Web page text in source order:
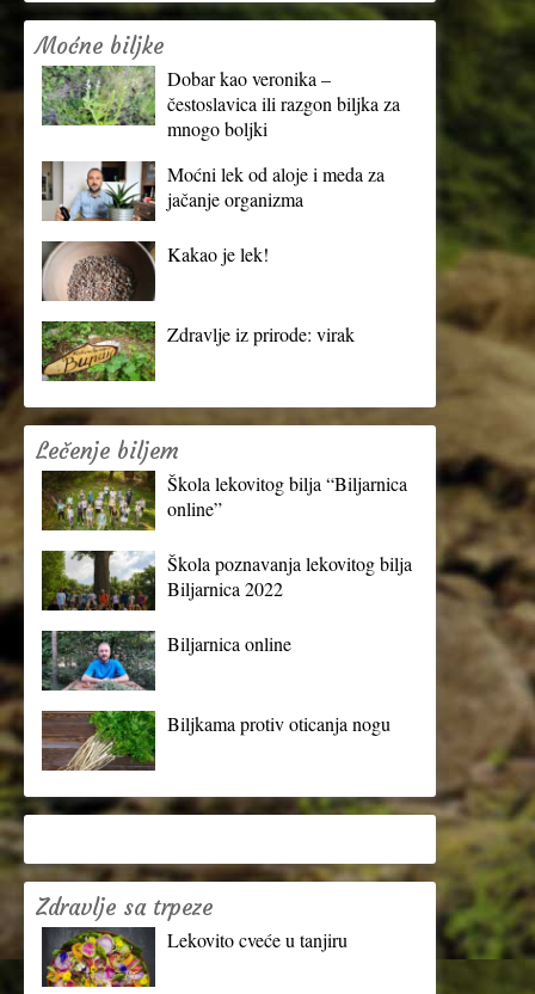
Moćne biljke
Dobar kao veronika –
čestoslavica ili razgon biljka za
mnogo boljki
Moćni lek od aloje i meda za
jačanje organizma
Kakao je lek!
Zdravlje iz prirode: virak
Lečenje biljem
Škola lekovitog bilja “Biljarnica
online”
Škola poznavanja lekovitog bilja
Biljarnica 2022
Biljarnica online
Biljkama protiv oticanja nogu
Zdravlje sa trpeze
Lekovito cveće u tanjiru